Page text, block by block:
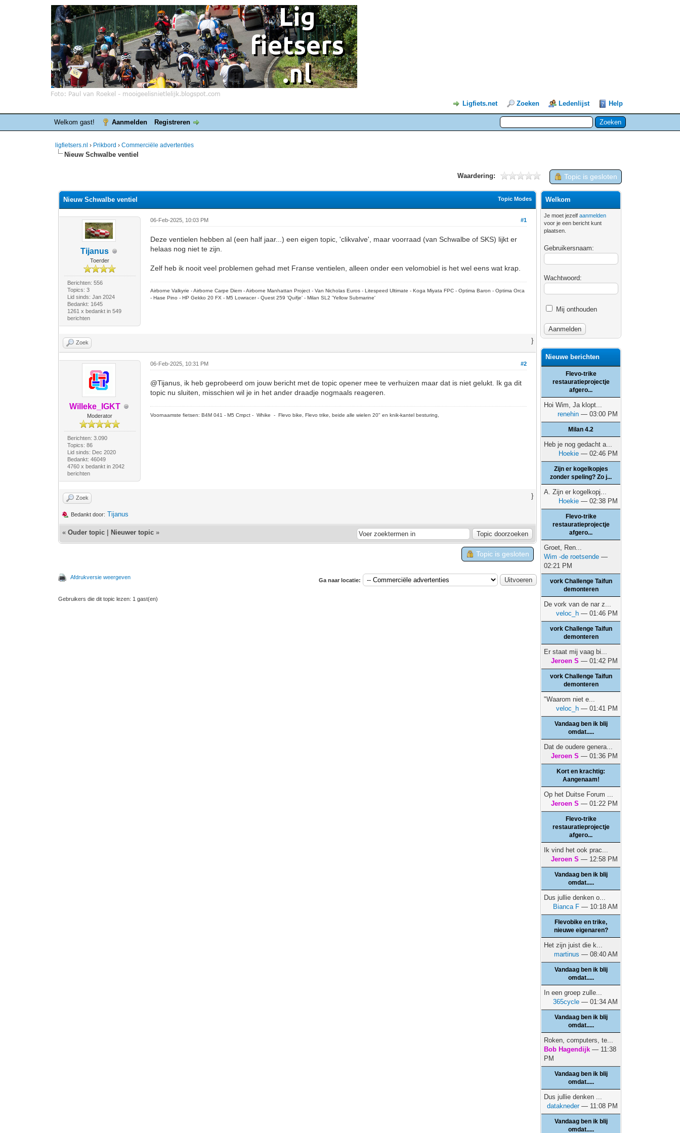
Ligfiets.net Zoeken Ledenlijst Help
Welkom gast! Aanmelden Registreren
ligfietsers.nl › Prikbord ›Commerciële advertenties
Nieuw Schwalbe ventiel
Topic is gesloten
Waardering:
Topic Modes
Nieuw Schwalbe ventiel
Tijanus
Toerder
Berichten: 556
Topics: 3
Lid sinds: Jan 2024
Bedankt: 1645
1261 x bedankt in 549
berichten
#1
06-Feb-2025, 10:03 PM
Deze ventielen hebben al (een half jaar...) een eigen topic, 'clikvalve', maar voorraad (van Schwalbe of SKS) lijkt er
helaas nog niet te zijn.
Zelf heb ik nooit veel problemen gehad met Franse ventielen, alleen onder een velomobiel is het wel eens wat krap.
Airborne Valkyrie - Airborne Carpe Diem - Airborne Manhattan Project - Van Nicholas Euros - Litespeed Ultimate - Koga Miyata FPC - Optima Baron - Optima Orca
- Hase Pino - HP Gekko 20 FX - M5 Lowracer - Quest 259 'Quifje' - Milan SL2 'Yellow Submarine'
Zoek }
Willeke_IGKT
Moderator
Berichten: 3.090
Topics: 86
Lid sinds: Dec 2020
Bedankt: 46049
4760 x bedankt in 2042
berichten
#2
06-Feb-2025, 10:31 PM
@Tijanus, ik heb geprobeerd om jouw bericht met de topic opener mee te verhuizen maar dat is niet gelukt. Ik ga dit
topic nu sluiten, misschien wil je in het ander draadje nogmaals reageren.
Voornaamste fietsen: B4M 041 - M5 Cmpct - Whike - Flevo bike, Flevo trike, beide alle wielen 20" en knik-kantel besturing,
Zoek }
Bedankt door: Tijanus
«Ouder topic Nieuwer topic »
Topic is gesloten
Afdrukversie weergeven Ga naar locatie:
Gebruikers die dit topic lezen: 1 gast(en)
Welkom
Je moet jezelfaanmelden
voor je een bericht kunt
plaatsen.
Gebruikersnaam:
Wachtwoord:
Mij onthouden
Nieuwe berichten
Flevo-trike
restauratieprojectje
afgero...
Hoi Wim, Ja klopt...
renehin — 03:00 PM
Milan 4.2
Heb je nog gedacht a...
Hoekie — 02:46 PM
Zijn er kogelkopjes
zonder speling? Zo j...
A. Zijn er kogelkopj...
Hoekie — 02:38 PM
Flevo-trike
restauratieprojectje
afgero...
Groet, Ren...
Wim -de roetsende —
02:21 PM
vork Challenge Taifun
demonteren
De vork van de nar z...
veloc_h — 01:46 PM
vork Challenge Taifun
demonteren
Er staat mij vaag bi...
Jeroen S — 01:42 PM
vork Challenge Taifun
demonteren
"Waarom niet e...
veloc_h — 01:41 PM
Vandaag ben ik blij
omdat.....
Dat de oudere genera...
Jeroen S — 01:36 PM
Kort en krachtig:
Aangenaam!
Op het Duitse Forum ...
Jeroen S — 01:22 PM
Flevo-trike
restauratieprojectje
afgero...
Ik vind het ook prac...
Jeroen S — 12:58 PM
Vandaag ben ik blij
omdat.....
Dus jullie denken o...
Bianca F — 10:18 AM
Flevobike en trike,
nieuwe eigenaren?
Het zijn juist die k...
martinus — 08:40 AM
Vandaag ben ik blij
omdat.....
In een groep zulle...
365cycle — 01:34 AM
Vandaag ben ik blij
omdat.....
Roken, computers, te...
Bob Hagendijk — 11:38
PM
Vandaag ben ik blij
omdat.....
Dus jullie denken ...
datakneder— 11:08 PM
Vandaag ben ik blij
omdat.....